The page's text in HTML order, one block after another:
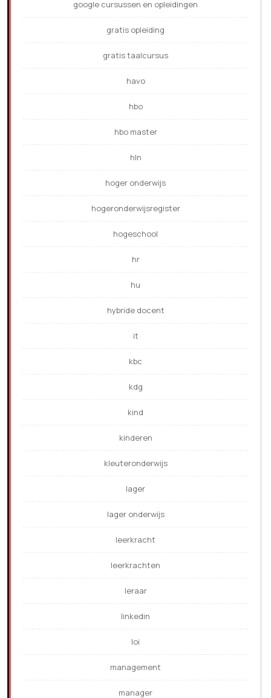
google cursussen en opleidingen
gratis opleiding
gratis taalcursus
havo
hbo
hbo master
hln
hoger onderwijs
hogeronderwijsregister
hogeschool
hr
hu
hybride docent
it
kbc
kdg
kind
kinderen
kleuteronderwijs
lager
lager onderwijs
leerkracht
leerkrachten
leraar
linkedin
loi
management
manager